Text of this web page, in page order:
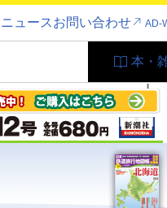
ニュースお問い合わせ AD-
本・